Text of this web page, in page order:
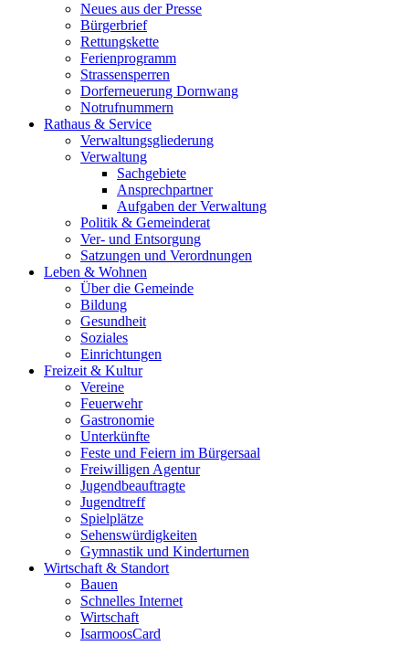
Neues aus der Presse
Bürgerbrief
Rettungskette
Ferienprogramm
Strassensperren
Dorferneuerung Dornwang
Notrufnummern
Rathaus & Service
Verwaltungsgliederung
Verwaltung
Sachgebiete
Ansprechpartner
Aufgaben der Verwaltung
Politik & Gemeinderat
Ver- und Entsorgung
Satzungen und Verordnungen
Leben & Wohnen
Über die Gemeinde
Bildung
Gesundheit
Soziales
Einrichtungen
Freizeit & Kultur
Vereine
Feuerwehr
Gastronomie
Unterkünfte
Feste und Feiern im Bürgersaal
Freiwilligen Agentur
Jugendbeauftragte
Jugendtreff
Spielplätze
Sehenswürdigkeiten
Gymnastik und Kinderturnen
Wirtschaft & Standort
Bauen
Schnelles Internet
Wirtschaft
IsarmoosCard